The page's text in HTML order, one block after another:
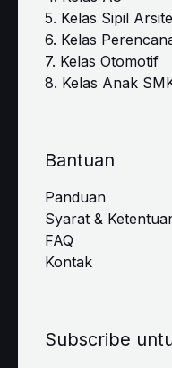
5. Kelas Sipil
6. Kelas
7. Kelas Otomotif
8. Kelas Anak
Bantuan
Panduan
Syarat &
FAQ
Kontak
Subscribe